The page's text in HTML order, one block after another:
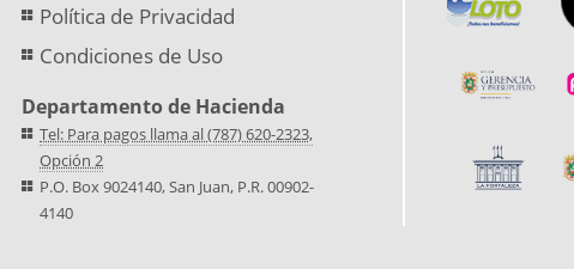
Política de Privacidad
Condiciones de Uso
Departamento de Hacienda
Tel: Para pagos llama al (787) 620-2323,
Opción 2
P.O. Box 9024140, San Juan, P.R. 00902-
4140